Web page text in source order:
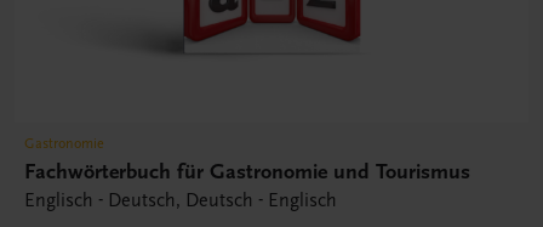
Gastronomie
Fachwörterbuch für Gastronomie und Tourismus
Englisch - Deutsch, Deutsch - Englisch